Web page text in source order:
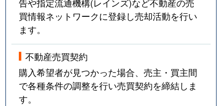
買情報ネットワークに登録し売却活動を行い
ます。
不動産売買契約
購入希望者が見つかった場合、売主・買主間
で各種条件の調整を行い売買契約を締結しま
す。